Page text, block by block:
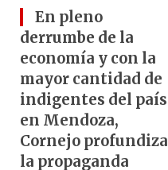
En pleno
derrumbe de la
economía y con la
mayor cantidad de
indigentes del país
en Mendoza,
Cornejo profundiza
la propaganda